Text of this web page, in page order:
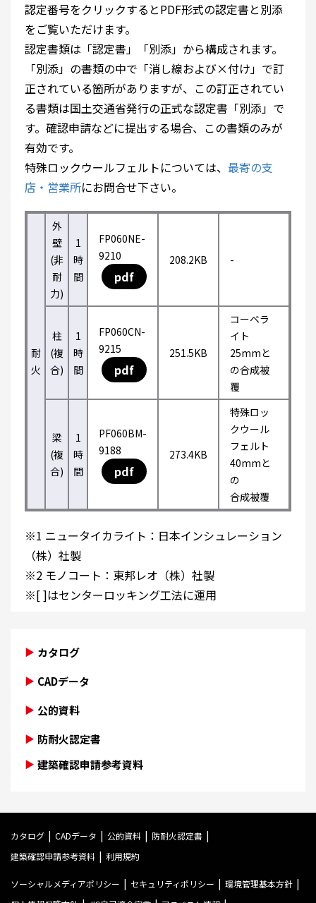
認定番号をクリックするとPDF形式の認定書と別添
をご覧いただけます。
認定書類は「認定書」「別添」から構成されます。
「別添」の書類の中で「消し線および×付け」で訂
正されている箇所がありますが、この訂正されてい
る書類は国土交通省発行の正式な認定書「別添」で
す。確認申請などに提出する場合、この書類のみが
有効です。
特殊ロックウールフェルトについては、 最寄の支
店・営業所にお問合せ下さい。
耐
火
外
壁
(非
耐
力)
1
時
間
FP060NE-
9210
pdf
208.2KB -
柱
(複
合)
1
時
間
FP060CN-
9215
pdf
251.5KB
コーベラ
イト
25mmと
の合成被
覆
梁
(複
合)
1
時
間
PF060BM-
9188
pdf
273.4KB
特殊ロッ
クウール
フェルト
40mmと
の
合成被覆
※1 ニュータイカライト：日本インシュレーション
（株）社製
※2 モノコート：東邦レオ（株）社製
※[ ]はセンターロッキング工法に運用
カタログ
CADデータ
公的資料
防耐火認定書
建築確認申請参考資料
カタログ CADデータ 公的資料
防耐火認定書
建築確認申請参考資料
利用規約
ソーシャルメディアポリシー セキュリティポリシー
環境管理基本方針